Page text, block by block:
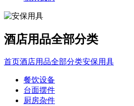
酒店用品全部分类
首页酒店用品全部分类安保用具
餐饮设备
台面摆件
厨房杂件